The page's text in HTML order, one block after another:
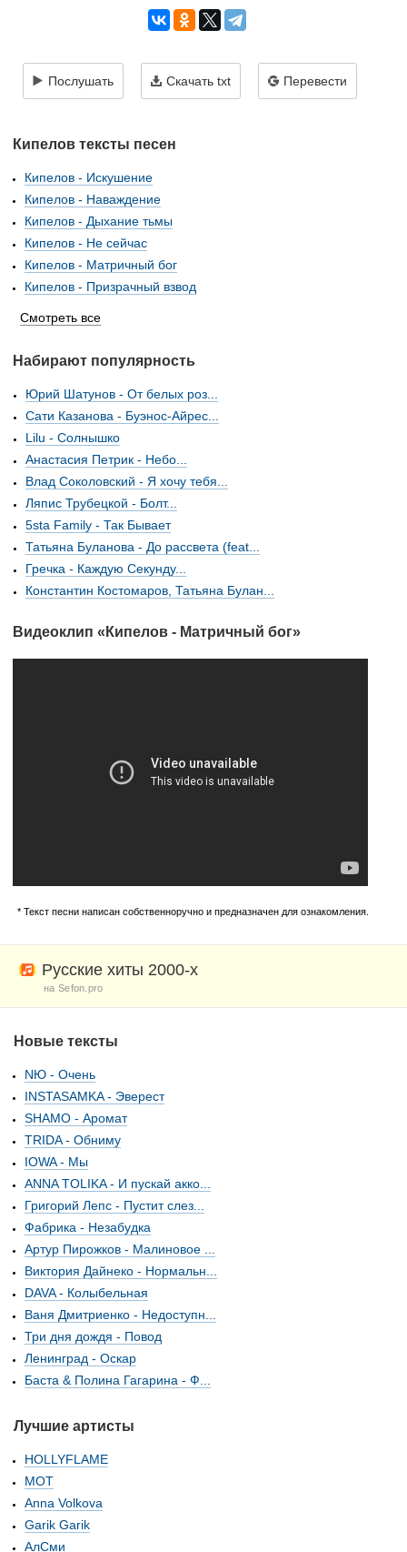
Послушать Скачать txt Перевести
Кипелов тексты песен
Кипелов - Искушение
Кипелов - Наваждение
Кипелов - Дыхание тьмы
Кипелов - Не сейчас
Кипелов - Матричный бог
Кипелов - Призрачный взвод
Смотреть все
Набирают популярность
Юрий Шатунов - От белых роз...
Сати Казанова - Буэнос-Айрес...
Lilu - Солнышко
Анастасия Петрик - Небо...
Влад Соколовский - Я хочу тебя...
Ляпис Трубецкой - Болт...
5sta Family - Так Бывает
Татьяна Буланова - До рассвета (feat...
Гречка - Каждую Секунду...
Константин Костомаров, Татьяна Булан...
Видеоклип «Кипелов - Матричный бог»
* Текст песни написан собственноручно и предназначен для ознакомления.
Русские хиты 2000-х
на Sefon.pro
Новые тексты
NЮ - Очень
INSTASAMKA - Эверест
SHAMO - Аромат
TRIDA - Обниму
IOWA - Мы
ANNA TOLIKA - И пускай акко...
Григорий Лепс - Пустит слез...
Фабрика - Незабудка
Артур Пирожков - Малиновое ...
Виктория Дайнеко - Нормальн...
DAVA - Колыбельная
Ваня Дмитриенко - Недоступн...
Три дня дождя - Повод
Ленинград - Оскар
Баста & Полина Гагарина - Ф...
Лучшие артисты
HOLLYFLAME
МОТ
Anna Volkova
Garik Garik
АлСми